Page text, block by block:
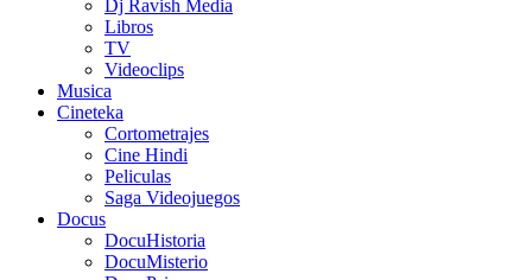
Dj Ravish Media
Libros
TV
Videoclips
Musica
Cineteka
Cortometrajes
Cine Hindi
Peliculas
Saga Videojuegos
Docus
DocuHistoria
DocuMisterio